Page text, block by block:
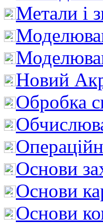
Метали і
Новий
Обробка
Основи
Основи
Основи